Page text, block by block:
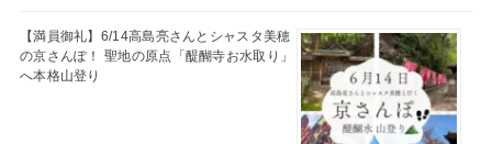
【満員御礼】6/14高島亮さんとシャスタ美穂
の京さんぽ！ 聖地の原点「醍醐寺お水取り」
へ本格山登り